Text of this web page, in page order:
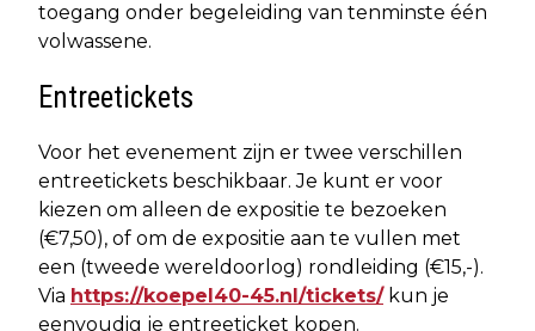
toegang onder begeleiding van tenminste één
volwassene.
Entreetickets
Voor het evenement zijn er twee verschillen
entreetickets beschikbaar. Je kunt er voor
kiezen om alleen de expositie te bezoeken
(€7,50), of om de expositie aan te vullen met
een (tweede wereldoorlog) rondleiding (€15,-).
Via https://koepel40-45.nl/tickets/kun je
eenvoudig je entreeticket kopen.